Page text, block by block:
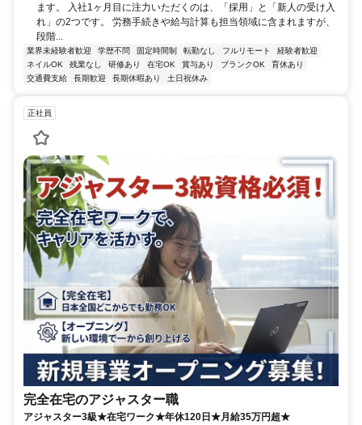
ます。 入社1ヶ月目に注力いただくのは、「採用」と「新人の受け入
れ」の2つです。 労務手続きや給与計算も担当領域に含まれますが、
段階...
業界未経験者歓迎 学歴不問 固定時間制 転勤なし フルリモート
経験者歓迎
ネイルOK
残業なし 研修あり 在宅OK 賞与あり ブランクOK
育休あり
交通費支給
長期歓迎 長期休暇あり 土日祝休み
正社員
完全在宅のアジャスター職
アジャスター3級★在宅ワーク★年休120日★月給35万円超★